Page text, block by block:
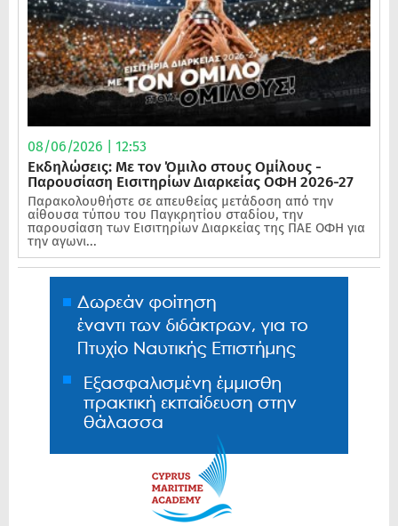
08/06/2026 | 12:53
Εκδηλώσεις: Με τον Όμιλο στους Ομίλους -
Παρουσίαση Εισιτηρίων Διαρκείας ΟΦΗ 2026-27
Παρακολουθήστε σε απευθείας μετάδοση από την
αίθουσα τύπου του Παγκρητίου σταδίου, την
παρουσίαση των Εισιτηρίων Διαρκείας της ΠΑΕ ΟΦΗ για
την αγωνι...